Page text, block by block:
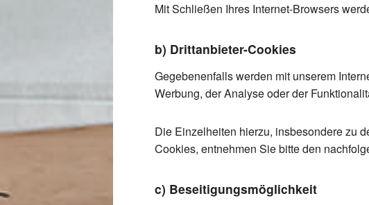
Mit Schließen Ihres Internet-Browsers
b) Drittanbieter-Cookies
Gegebenenfalls werden mit unserem
Werbung, der Analyse oder der
Die Einzelheiten hierzu, insbesondere zu
Cookies, entnehmen Sie bitte den
c) Beseitigungsmöglichkeit